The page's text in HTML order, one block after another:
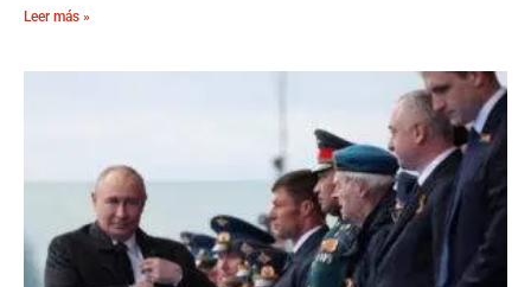
Leer más »